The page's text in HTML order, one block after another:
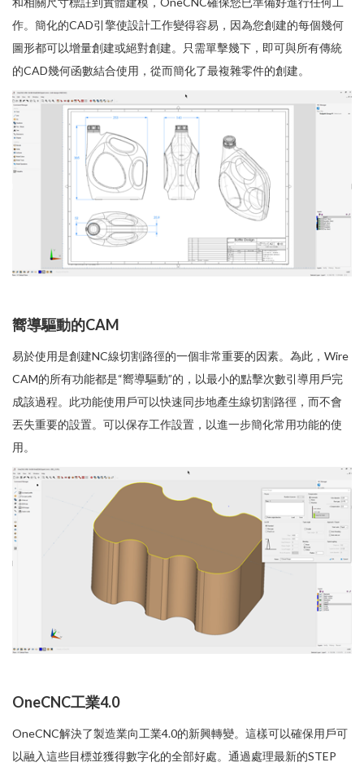
作。簡化的CAD引擎使設計工作變得容易，因為您創建的每個幾何
圖形都可以增量創建或絕對創建。只需單擊幾下，即可與所有傳統
的CAD幾何函數結合使用，從而簡化了最複雜零件的創建。
嚮導驅動的CAM
易於使用是創建NC線切割路徑的一個非常重要的因素。為此，Wire
CAM的所有功能都是“嚮導驅動”的，以最小的點擊次數引導用戶完
成該過程。此功能使用戶可以快速同步地產生線切割路徑，而不會
丟失重要的設置。可以保存工作設置，以進一步簡化常用功能的使
用。
OneCNC工業4.0
OneCNC解決了製造業向工業4.0的新興轉變。這樣可以確保用戶可
以融入這些目標並獲得數字化的全部好處。通過處理最新的STEP